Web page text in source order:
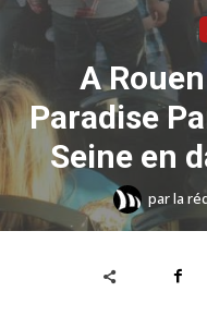
A
Paradise
Seine en
parla